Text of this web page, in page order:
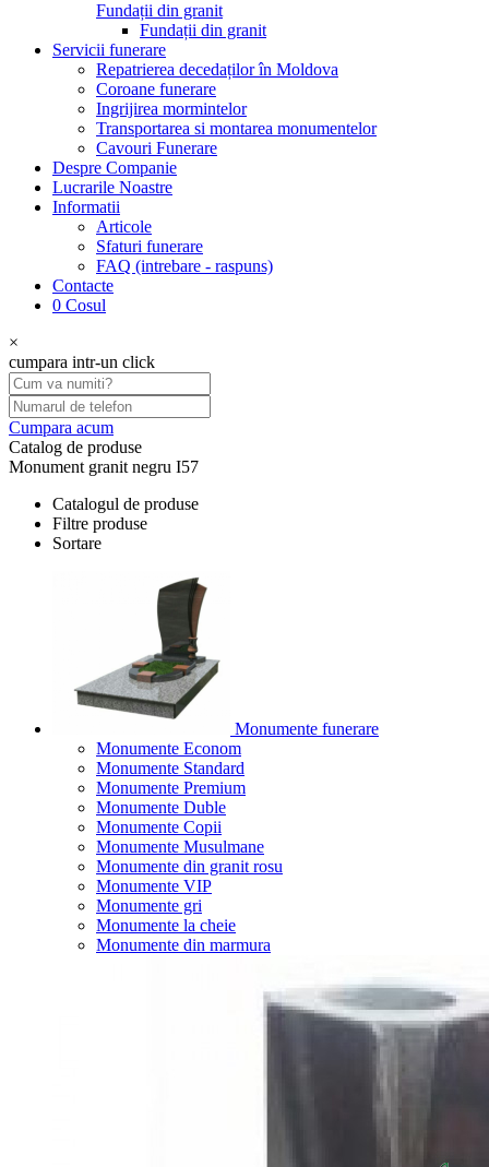
Fundații din granit
Fundații din granit
Servicii funerare
Repatrierea decedaților în Moldova
Coroane funerare
Ingrijirea mormintelor
Transportarea si montarea monumentelor
Cavouri Funerare
Despre Companie
Lucrarile Noastre
Informatii
Articole
Sfaturi funerare
FAQ (intrebare - raspuns)
Contacte
0 Cosul
×
cumpara intr-un click
Cumpara acum
Catalog de produse
Monument granit negru I57
Catalogul de produse
Filtre produse
Sortare
Monumente funerare
Monumente Econom
Monumente Standard
Monumente Premium
Monumente Duble
Monumente Copii
Monumente Musulmane
Monumente din granit rosu
Monumente VIP
Monumente gri
Monumente la cheie
Monumente din marmura